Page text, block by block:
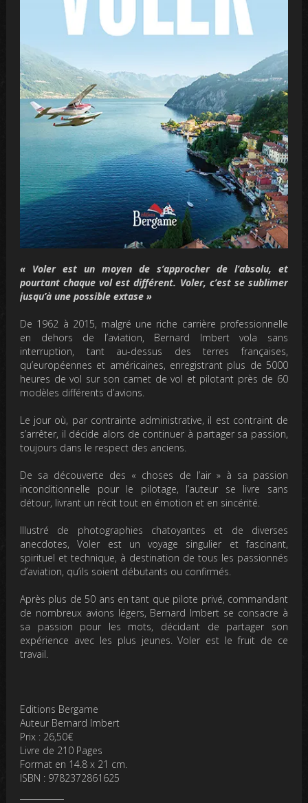
« Voler est un moyen de s’approcher de l’absolu, et
pourtant chaque vol est différent. Voler, c’est se sublimer
jusqu’à une possible extase »
De 1962 à 2015, malgré une riche carrière professionnelle
en dehors de l’aviation, Bernard Imbert vola sans
interruption, tant au-dessus des terres françaises,
qu’européennes et américaines, enregistrant plus de 5000
heures de vol sur son carnet de vol et pilotant près de 60
modèles différents d’avions.
Le jour où, par contrainte administrative, il est contraint de
s’arrêter, il décide alors de continuer à partager sa passion,
toujours dans le respect des anciens.
De sa découverte des « choses de l’air » à sa passion
inconditionnelle pour le pilotage, l’auteur se livre sans
détour, livrant un récit tout en émotion et en sincérité.
Illustré de photographies chatoyantes et de diverses
anecdotes, Voler est un voyage singulier et fascinant,
spirituel et technique, à destination de tous les passionnés
d’aviation, qu’ils soient débutants ou confirmés.
Après plus de 50 ans en tant que pilote privé, commandant
de nombreux avions légers, Bernard Imbert se consacre à
sa passion pour les mots, décidant de partager son
expérience avec les plus jeunes. Voler est le fruit de ce
travail.
Editions Bergame
Auteur Bernard Imbert
Prix : 26,50€
Livre de 210 Pages
Format en 14.8 x 21 cm.
ISBN : 9782372861625